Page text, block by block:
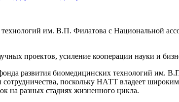
им. В.П. Филатова с Национальной
проектов, усиление кооперации науки и
развития биомедицинских технологий им.
поскольку НАТТ владеет
на разных стадиях жизненного цикла.